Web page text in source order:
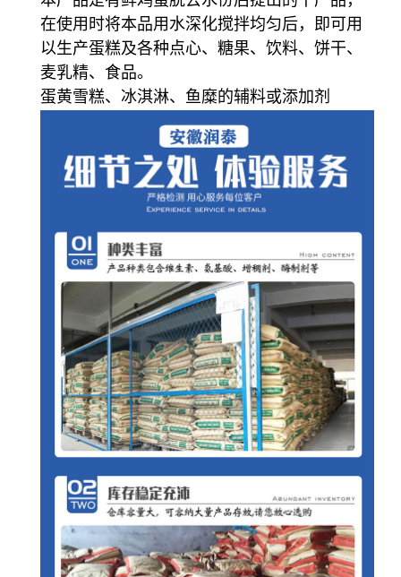
在使用时将本品用水深化搅拌均匀后，即可用
以生产蛋糕及各种点心、糖果、饮料、饼干、
麦乳精、食品。
蛋黄雪糕、冰淇淋、鱼糜的辅料或添加剂